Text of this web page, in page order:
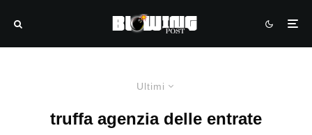
Ultimi
truffa agenzia delle entrate